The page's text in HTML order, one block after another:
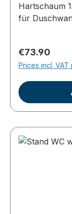
Hartschaum
für
Duschbecken
nach
Befliesung,
Auflage
Regular price:
€73.90
Prices incl.